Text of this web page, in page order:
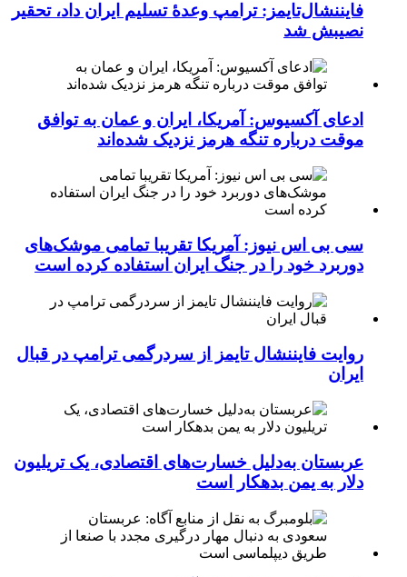
فایننشال‌تایمز: ترامپ وعدۀ تسلیم ایران داد، تحقیر
نصیبش شد
ادعای آکسیوس: آمریکا، ایران و عمان به توافق
موقت درباره تنگه هرمز نزدیک شده‌اند
سی بی اس نیوز: آمریکا تقریبا تمامی موشک‌های
دوربرد خود را در جنگ ایران استفاده کرده است
روایت فایننشال تایمز از سردرگمی ترامپ در قبال
ایران
عربستان به‌دلیل خسارت‌های اقتصادی، یک تریلیون
دلار به یمن بدهکار است